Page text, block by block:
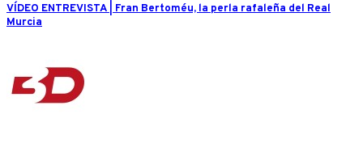
VÍDEO ENTREVISTA | Fran Bertoméu, la perla rafaleña del Real
Murcia